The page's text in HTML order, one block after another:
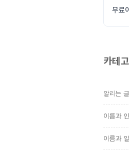
무료
카테
알리는 글
이름과
이름과